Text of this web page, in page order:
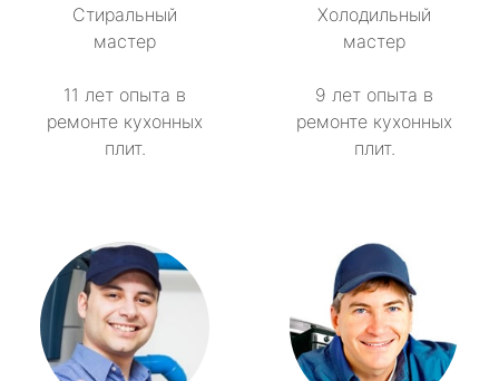
Стиральный
мастер
11 лет опыта в
ремонте кухонных
плит.
Холодильный
мастер
9 лет опыта в
ремонте кухонных
плит.